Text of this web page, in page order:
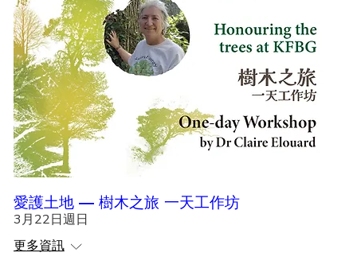
愛護土地 — 樹木之旅 一天工作坊
3月22日週日
更多資訊